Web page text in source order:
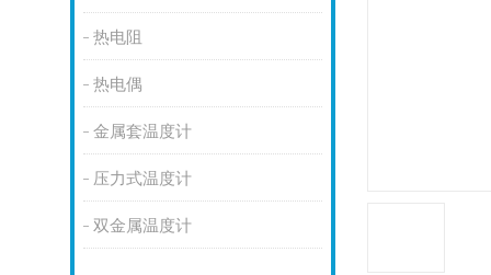
热电阻
热电偶
金属套温度计
压力式温度计
双金属温度计